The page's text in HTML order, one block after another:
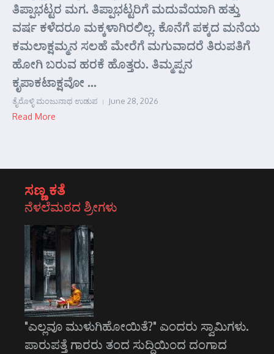
ತಿಪ್ಪಾಭಟ್ಟರ ಮಗ. ತಿಪ್ಪಾಭಟ್ಟರಿಗೆ ಮದುವೆಯಾಗಿ ಹತ್ತು
ವರ್ಷ ಕಳೆದರೂ ಮಕ್ಕಳಾಗಿರಲಿಲ್ಲ. ಕೊನೆಗೆ ಪಕ್ಕದ ಮನೆಯ
ಕಮಲಾಕ್ಷಮ್ಮನ ಸಲಹೆ ಮೇರೆಗೆ ಮಗುವಾದರೆ ತಿರುಪತಿಗೆ
ಹೋಗಿ ಬರುವ ಹರಕೆ ಹೊತ್ತರು. ತಿಮ್ಮಪ್ಪನ
ಕೃಪಾಕಟಾಕ್ಷವೋ ...
ತೈರೊಳ್ಳಿ ಮಂಜುನಾಥ ಉಡುಪ June 28, 2026
Read More
ಸಣ್ಣ ಕತೆ
ನೆಳಲೆಮಠದ ಶ್ರೀಗಳು
"ಎಲ್ಲವೂ ಮುಳುಗಿಹೋಯಿತೆ?" ಎಂದರು ಸ್ವಾಮಿಗಳು.
ಪಾರುಪತ್ತೆ ಗಾರರು ತಂದ ಸುದ್ದಿಯಿಂದ ದಂಗಾದ